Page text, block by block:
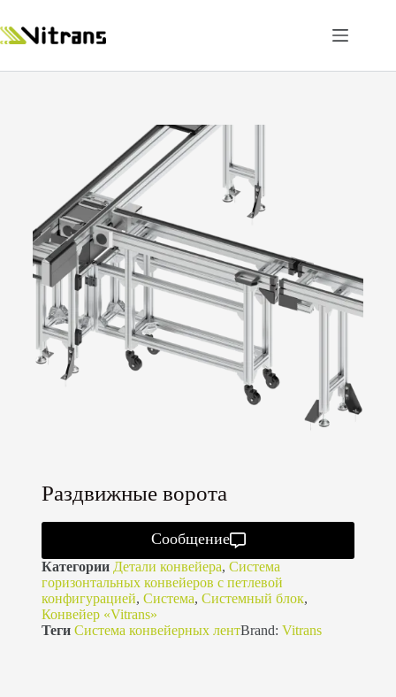
Раздвижные ворота
Сообщение
Категории Детали конвейера, Система
горизонтальных конвейеров с петлевой
конфигурацией, Система, Системный блок,
Конвейер «Vitrans»
Теги Система конвейерных лентBrand: Vitrans